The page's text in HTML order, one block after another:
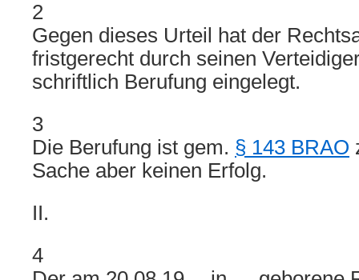
2
Gegen dieses Urteil hat der
fristgerecht durch seinen
schriftlich Berufung eingelegt.
3
Die Berufung ist gem. § 143 BRAO
Sache aber keinen Erfolg.
II.
4